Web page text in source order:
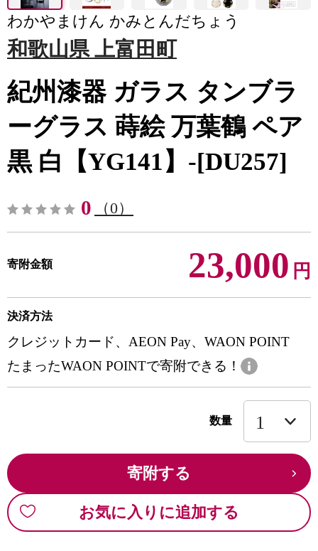
わかやまけん かみとんだちょう
和歌山県 上富田町
紀州漆器 ガラス タンブラ
ーグラス 蒔絵 万葉鶴 ペア
黒 白【YG141】-[DU257]
0 （0）
寄附金額 23,000 円
決済方法
クレジットカード、AEON Pay、WAON POINT
たまったWAON POINTで寄附できる！
数量
寄附する
お気に入りに追加する